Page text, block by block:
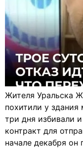
Жителя Уральска
похитили у здания
три дня избивали
контракт для
начале декабря он